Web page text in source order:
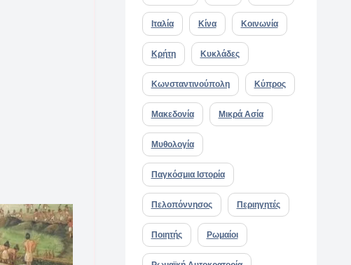
Ιταλία Κίνα Κοινωνία
Κρήτη Κυκλάδες
Κωνσταντινούπολη Κύπρος
Μακεδονία Μικρά Ασία
Μυθολογία
Παγκόσμια Ιστορία
Πελοπόννησος Περιηγητές
Ποιητής Ρωμαίοι